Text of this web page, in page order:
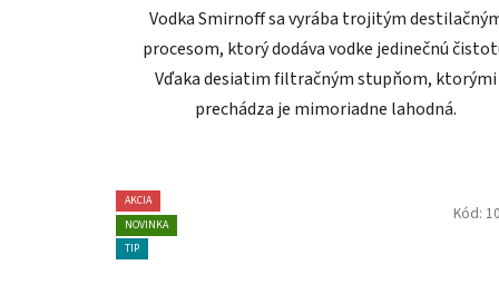
Vodka Smirnoff sa vyrába trojitým
procesom, ktorý dodáva vodke jedinečnú
Vďaka desiatim filtračným stupňom, ktorými
prechádza je mimoriadne lahodná.
AKCIA
NOVINKA
TIP
Kód: